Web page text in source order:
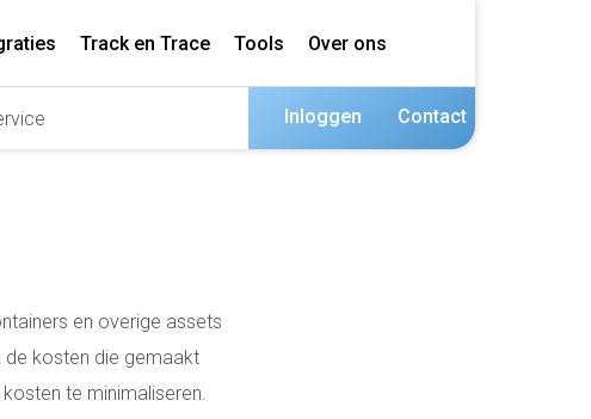
Track en Trace Tools Over ons
Inloggen Contact
en overige assets
de kosten die gemaakt
te minimaliseren.